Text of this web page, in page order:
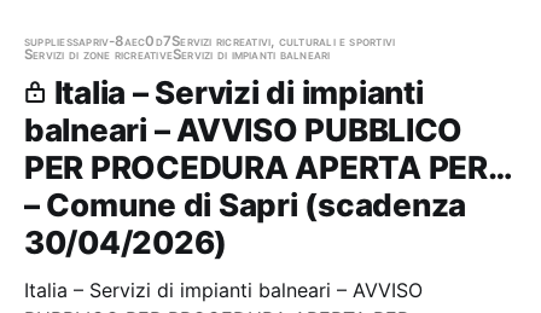
SAPRI (SA) – SPIAGGIA “C” Stazione…
suppliessapriv-8aec0d7Servizi ricreativi, culturali e sportivi
Servizi di zone ricreativeServizi di impianti balneari
Italia – Servizi di impianti
balneari – AVVISO PUBBLICO
PER PROCEDURA APERTA PER…
– Comune di Sapri (scadenza
30/04/2026)
Italia – Servizi di impianti balneari – AVVISO